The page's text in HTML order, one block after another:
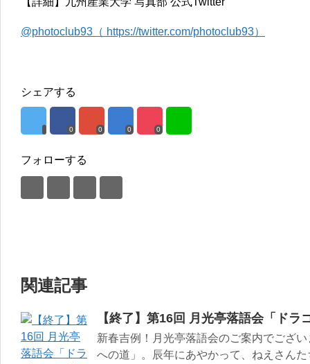
@photoclub93（ https://twitter.com/photoclub93）
シェアする
0 0 0 0
フォローする
関連記事
【終了】第16回 月光亭落語会「ドラ
新春吉例！月光亭落語会のご案内でござ
への道」。辰年にあやかって、ねえさん